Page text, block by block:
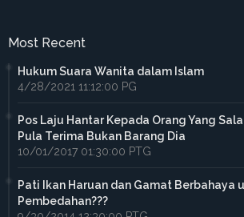
Most Recent
Hukum Suara Wanita dalam Islam
4/28/2021 11:12:00 PG
Pos Laju Hantar Kepada Orang Yang
Pula Terima Bukan Barang Dia
10/01/2017 01:30:00 PTG
Pati Ikan Haruan dan Gamat Berbahaya
Pembedahan???